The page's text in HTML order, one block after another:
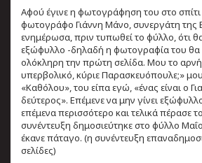
Αφού έγινε η φωτογράφηση του στο
φωτογράφο Γιάννη Μάνο, συνεργάτη της
ενημέρωσα, πριν τυπωθεί το φύλλο, ότι
εξώφυλλο -δηλαδή η φωτογραφία του θα
ολόκληρη την πρώτη σελίδα. Μου το
υπερβολικό, κύριε Παρασκευόπουλε;»
«Καθόλου», του είπα εγώ, «ένας είναι ο
δεύτερος». Επέμενε να μην γίνει
επέμενα περισσότερο και τελικά πέρασε
συνέντευξη δημοσιεύτηκε στο φύλλο
έκανε πάταγο. (η συνέντευξη
σελίδες)